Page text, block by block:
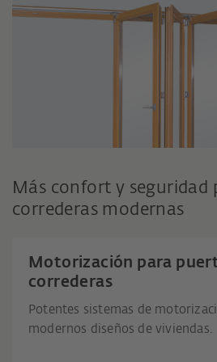
Más confort y seguridad
correderas modernas
Motorización para
correderas
Potentes sistemas de
modernos diseños de viviendas.